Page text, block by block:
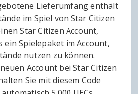
Lieferumfang enthält
im Spiel von Star Citizen
Star Citizen Account,
ein Spielepaket im Account,
nutzen zu können.
Account bei Star Citizen
Sie mit diesem Code